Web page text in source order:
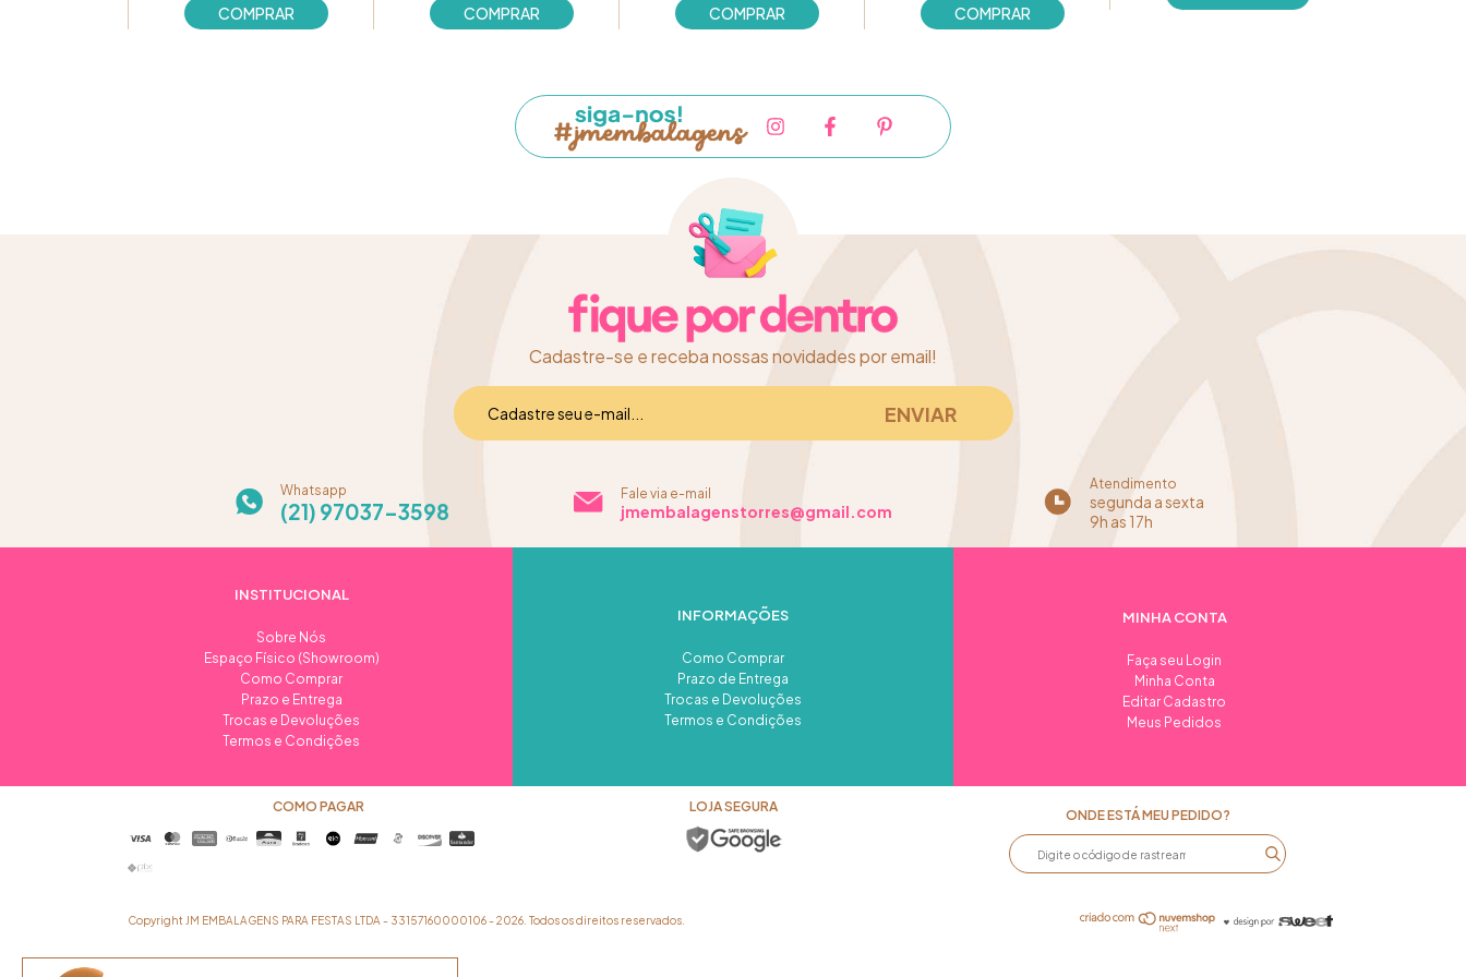
Cadastre-se e receba nossas novidades por email!
Whatsapp
(21) 97037-3598
Fale via e-mail
jmembalagenstorres@gmail.com
Atendimento
segunda a sexta
9h as 17h
INSTITUCIONAL
Sobre Nós
Espaço Físico (Showroom)
Como Comprar
Prazo e Entrega
Trocas e Devoluções
Termos e Condições
INFORMAÇÕES
Como Comprar
Prazo de Entrega
Trocas e Devoluções
Termos e Condições
MINHA CONTA
Faça seu Login
Minha Conta
Editar Cadastro
Meus Pedidos
COMO PAGAR LOJA SEGURA ONDE ESTÁ MEU PEDIDO?
Copyright JM EMBALAGENS PARA FESTAS LTDA - 33157160000106 - 2026. Todos os direitos reservados.